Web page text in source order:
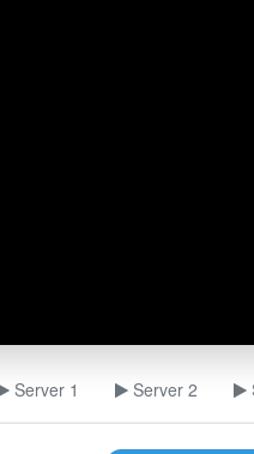
Server 1 Server 2